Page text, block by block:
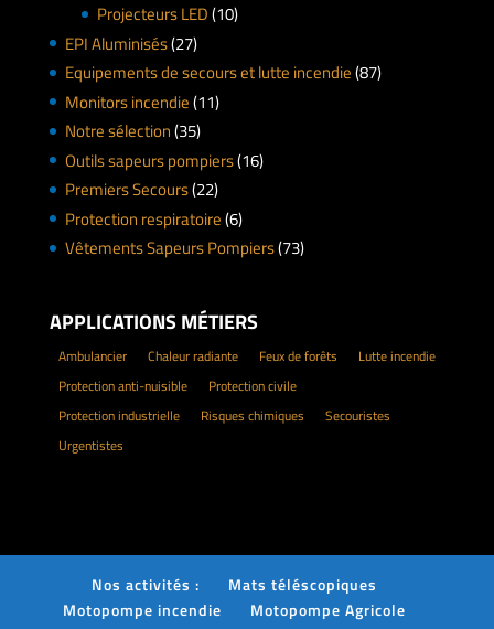
Projecteurs LED(10)
EPI Aluminisés(27)
Equipements de secours et lutte incendie(87)
Monitors incendie(11)
Notre sélection(35)
Outils sapeurs pompiers(16)
Premiers Secours(22)
Protection respiratoire(6)
Vêtements Sapeurs Pompiers(73)
APPLICATIONS MÉTIERS
Ambulancier Chaleur radiante Feux de forêts
Lutte incendie
Protection anti-nuisible
Protection civile
Protection industrielle
Risques chimiques
Secouristes
Urgentistes
Nos activités :
Mats téléscopiques
Motopompe incendie
Motopompe Agricole